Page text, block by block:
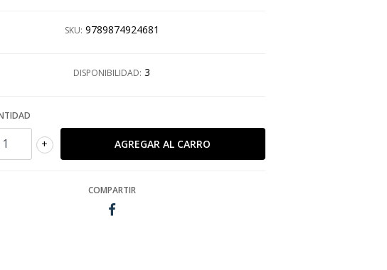
SKU: 9789874924681
DISPONIBILIDAD: 3
+
COMPARTIR